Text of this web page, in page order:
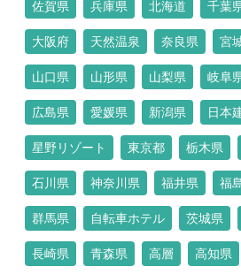
佐賀県 兵庫県 北海道 千葉
大阪府 天然温泉 奈良県 宮
山口県 山形県 山梨県 岐阜
広島県 愛媛県 新潟県 日本
星野リゾート 東京都 栃木県
石川県 神奈川県 福井県 福
群馬県 自転車ホテル 茨城県
長崎県 青森県 高層 高知県